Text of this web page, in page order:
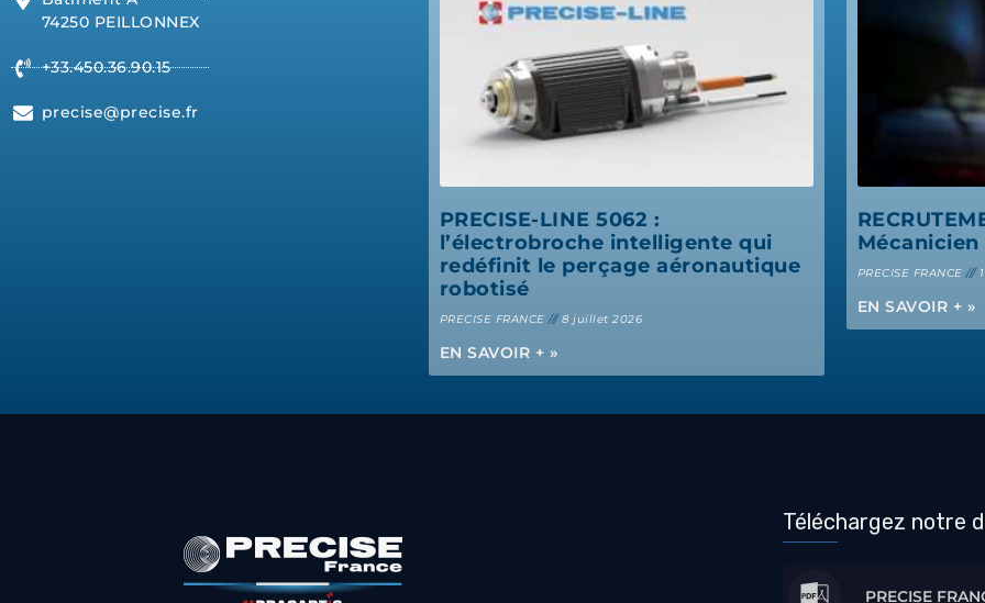
74250 PEILLONNEX
+33.450.36.90.15
precise@precise.fr
PRECISE-LINE 5062 :
l’électrobroche intelligente qui
redéfinit le perçage aéronautique
robotisé
PRECISE FRANCE 8 juillet 2026
EN SAVOIR + »
Mécanicien
PRECISE FRANCE
EN SAVOIR + »
Téléchargez notre
PRECISE